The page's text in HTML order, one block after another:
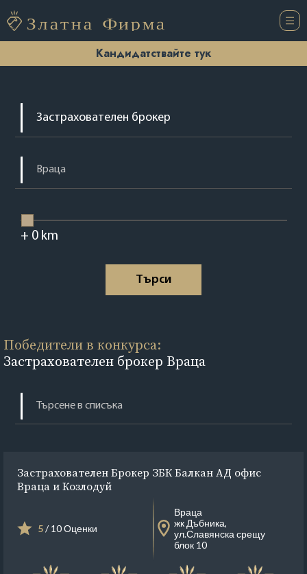
Кандидатствайте тук
+ 0km
Tърси
Победители в конкурса:
Застрахователен брокер Враца
Застрахователен Брокер ЗБК Балкан АД офис
Враца и Козлодуй
5/ 10 Оценки
Враца
жк Дъбника,
ул.Славянска срещу
блок 10